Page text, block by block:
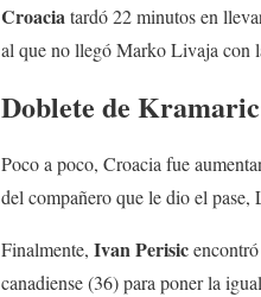
Croaciatardó 22 minutos en
al que no llegó Marko Livaja con
Doblete de Kramaric
Poco a poco, Croacia fue
del compañero que le dio el
Finalmente, Ivan Perisic
canadiense (36) para poner la